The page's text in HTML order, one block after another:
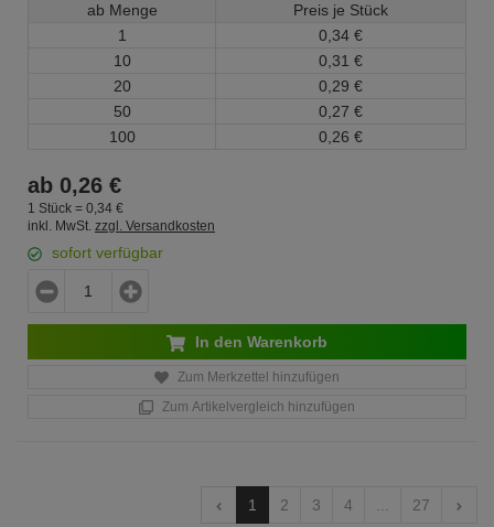
ab Menge
Preis je Stück
1
0, 34 €
10
0, 31 €
20
0, 29 €
50
0, 27 €
100
0, 26 €
ab 0,26 €
1 Stück = 0, 34 €
inkl. MwSt. zzgl. Versandkosten
sofort verfügbar
In den Warenkorb
Zum Merkzettel hinzufügen
Zum Artikelvergleich hinzufügen
1 2 3 4 27